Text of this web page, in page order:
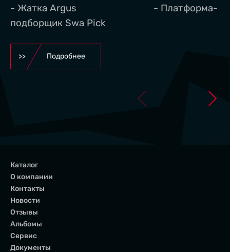
СЕРВИС
АЛЬБОМЫ
- Жатка Argus - Платформа-
подборщик Swa Pick
Подробнее
Каталог
О компании
Контакты
Новости
Отзывы
Альбомы
Сервис
Документы